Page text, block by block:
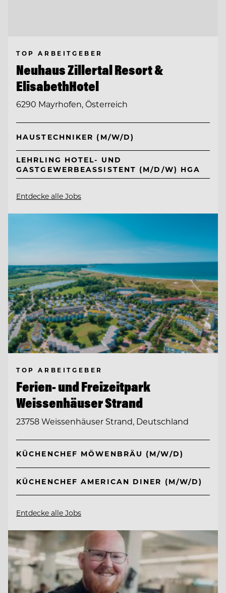
TOP ARBEITGEBER
Neuhaus Zillertal Resort &
ElisabethHotel
6290 Mayrhofen, Österreich
HAUSTECHNIKER (M/W/D)
LEHRLING HOTEL- UND
GASTGEWERBEASSISTENT (M/D/W) HGA
Entdecke alle Jobs
TOP ARBEITGEBER
Ferien- und Freizeitpark
Weissenhäuser Strand
23758 Weissenhäuser Strand, Deutschland
KÜCHENCHEF MÖWENBRÄU (M/W/D)
KÜCHENCHEF AMERICAN DINER (M/W/D)
Entdecke alle Jobs